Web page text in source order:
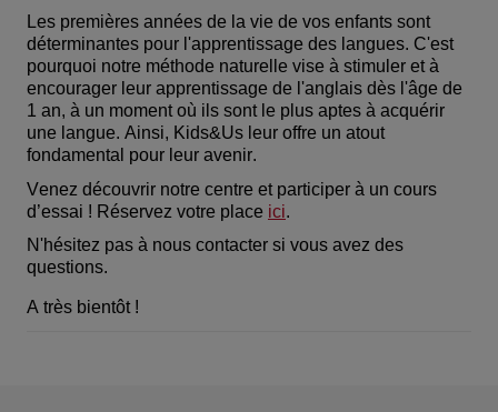
Les premières années de la vie de vos enfants sont
déterminantes pour l'apprentissage des langues. C'est
pourquoi notre méthode naturelle vise à stimuler et à
encourager leur apprentissage de l'anglais dès l'âge de
1 an, à un moment où ils sont le plus aptes à acquérir
une langue. Ainsi, Kids&Us leur offre un atout
fondamental pour leur avenir.
Venez découvrir notre centre et participer à un cours
d’essai ! Réservez votre place ici.
N'hésitez pas à nous contacter si vous avez des
questions.
A très bientôt !